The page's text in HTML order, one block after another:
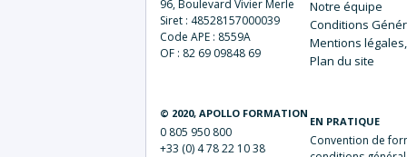
96, Boulevard Vivier Merle
Siret : 48528157000039
Code APE : 8559A
OF : 82 69 09848 69
© 2020, APOLLO FORMATION
0 805 950 800
+33 (0) 4 78 22 10 38
Notreéquipe
Conditions
Mentions
Plan du site
EN PRATIQUE
Convention de